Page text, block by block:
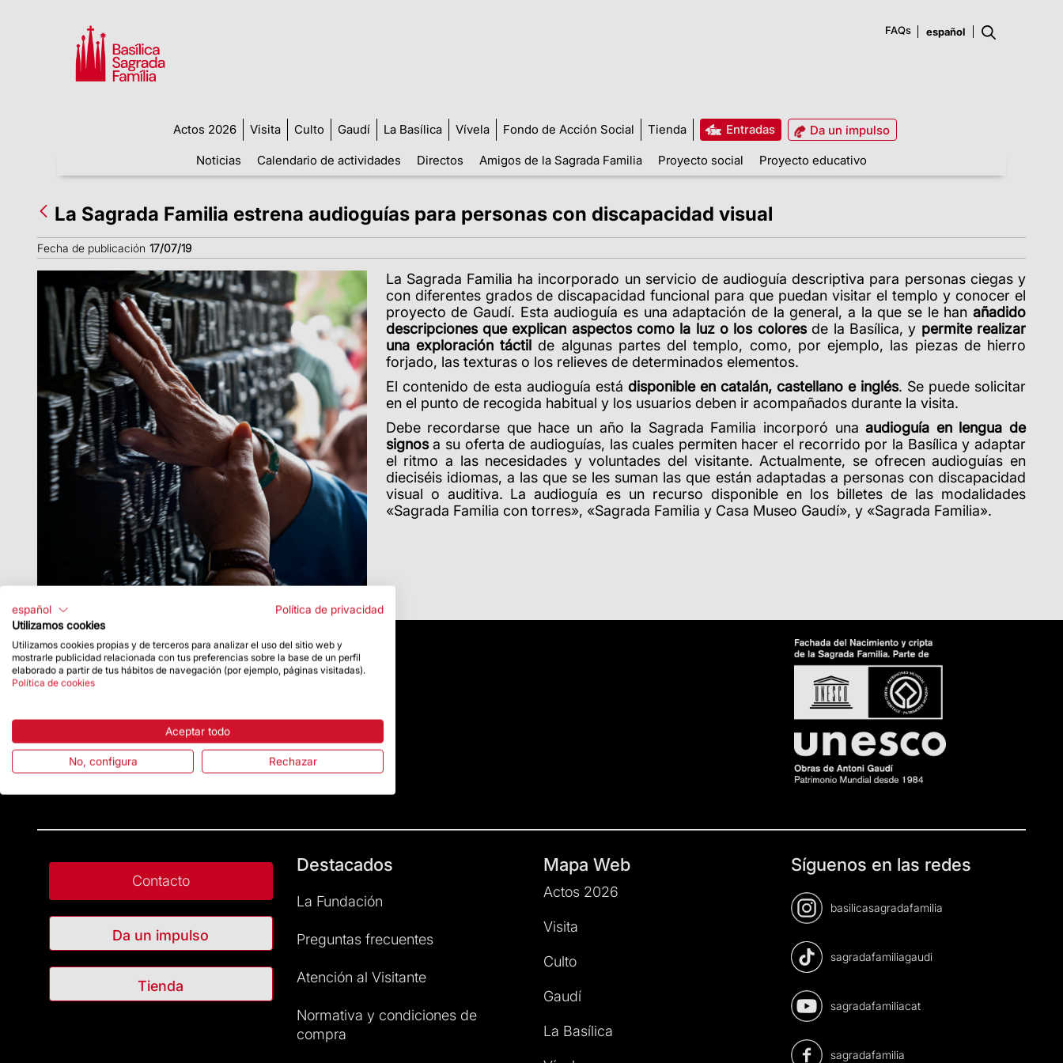
FAQs
Actos 2026 Visita Culto Gaudí La Basílica Vívela Fondo de Acción Social Tienda Entradas
Da un impulso
Noticias
Calendario de actividades Directos Amigos de la Sagrada Familia Proyecto social Proyecto educativo
La Sagrada Familia estrena audioguías para personas con discapacidad visual
Fecha de publicación 17/07/19
La Sagrada Familia ha incorporado un servicio de audioguía descriptiva para personas ciegas y
con diferentes grados de discapacidad funcional para que puedan visitar el templo y conocer el
proyecto de Gaudí. Esta audioguía es una adaptación de la general, a la que se le han añadido
descripciones que explican aspectos como la luz o los coloresde la Basílica, y permite realizar
una exploración táctil de algunas partes del templo, como, por ejemplo, las piezas de hierro
forjado, las texturas o los relieves de determinados elementos.
El contenido de esta audioguía está disponible en catalán, castellano e inglés. Se puede solicitar
en el punto de recogida habitual y los usuarios deben ir acompañados durante la visita.
Debe recordarse que hace un año la Sagrada Familia incorporó unaaudioguía en lengua de
signosa su oferta de audioguías, las cuales permiten hacer el recorrido por la Basílica y adaptar
el ritmo a las necesidades y voluntades del visitante. Actualmente, se ofrecen audioguías en
dieciséis idiomas, a las que se les suman las que están adaptadas a personas con discapacidad
visual o auditiva. La audioguía es un recurso disponible en los billetes de las modalidades
«Sagrada Familia con torres», «Sagrada Familia y Casa Museo Gaudí», y «Sagrada Familia».
Contacto
Da un impulso
Tienda
Destacados
La Fundación
Preguntas frecuentes
Atención al Visitante
Normativa y condiciones de
compra
Mapa Web
Actos 2026
Visita
Culto
Gaudí
La Basílica
Síguenos en las redes
basilicasagradafamilia
sagradafamiliagaudi
sagradafamiliacat
sagradafamilia
español
Política de privacidad
Utilizamos cookies
Utilizamos cookies propias y de terceros para analizar el uso del sitio web y
mostrarle publicidad relacionada con tus preferencias sobre la base de un perfil
elaborado a partir de tus hábitos de navegación (por ejemplo, páginas visitadas).
Política de cookies
Aceptar todo
No, configura Rechazar